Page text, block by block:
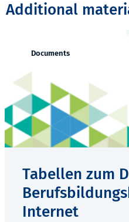
Additional
Documents
Tabellen zum
Internet